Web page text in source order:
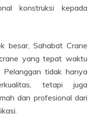
konstruksi kepada
besar, Sahabat Crane
yang tepat waktu
Pelanggan tidak hanya
tetapi juga
dan profesional dari